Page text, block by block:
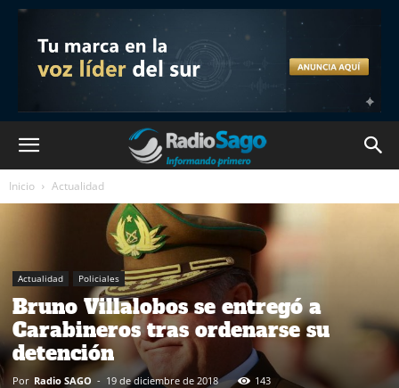
Inicio Actualidad
Actualidad Policiales
Bruno Villalobos se entregó a
Carabineros tras ordenarse su
detención
Por Radio SAGO - 19 de diciembre de 2018 143